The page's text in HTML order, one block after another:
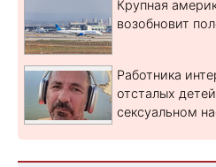
Крупная
возобновит
Работника
отсталых
сексуальном